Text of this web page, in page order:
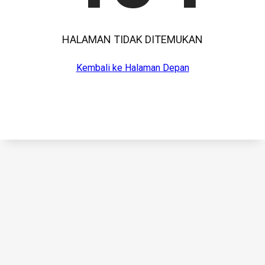
HALAMAN TIDAK DITEMUKAN
Kembali ke Halaman Depan